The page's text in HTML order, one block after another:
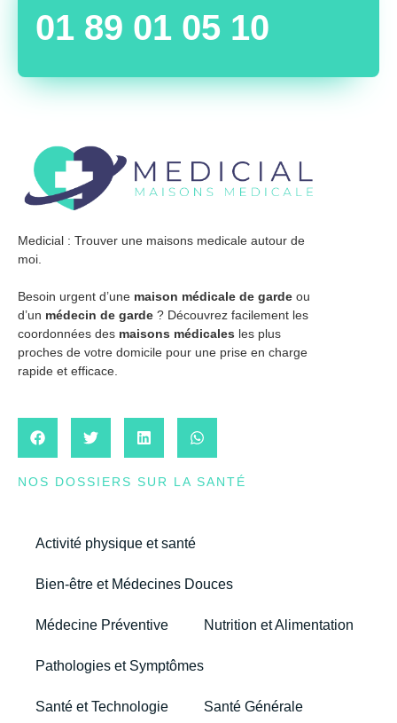
01 89 01 05 10
Medicial : Trouver une maisons medicale autour de
moi.
Besoin urgent d’une maison médicale de garde ou
d’un médecin de garde ? Découvrez facilement les
coordonnées des maisons médicales les plus
proches de votre domicile pour une prise en charge
rapide et efficace.
NOS DOSSIERS SUR LA SANTÉ
Activité physique et santé
Bien-être et Médecines Douces
Médecine Préventive Nutrition et Alimentation
Pathologies et Symptômes
Santé et Technologie Santé Générale